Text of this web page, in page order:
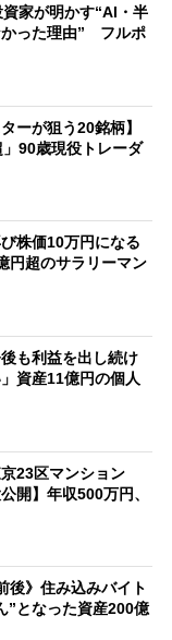
家が明かす“AI・半
かった理由” フルポ
ーが狙う20銘柄】
」90歳現役トレーダ
び株価10万円になる
円超のサラリーマン
後も利益を出し続け
資産11億円の個人
京23区マンション
開】年収500万円、
後》住み込みバイト
”となった資産200億